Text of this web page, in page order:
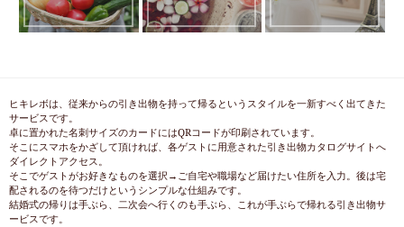
ヒキレボは、従来からの引き出物を持って帰るというスタイルを一新すべく出てきた
サービスです。
卓に置かれた名刺サイズのカードにはQRコードが印刷されています。
そこにスマホをかざして頂ければ、各ゲストに用意された引き出物カタログサイトへ
ダイレクトアクセス。
そこでゲストがお好きなものを選択→ご自宅や職場など届けたい住所を入力。後は宅
配されるのを待つだけというシンプルな仕組みです。
結婚式の帰りは手ぶら、二次会へ行くのも手ぶら、これが手ぶらで帰れる引き出物サ
ービスです。